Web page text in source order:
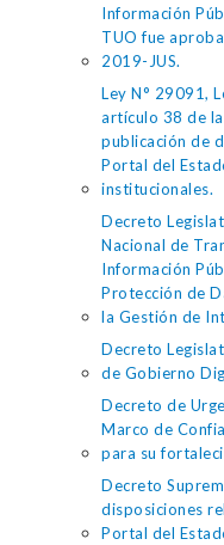
Información
TUO fue
2019-JUS.
Ley N° 29091,
artículo 38 de
publicación de
Portal del
institucionales.
Decreto
Nacional de
Información
Protección de
la Gestión de
Decreto
de Gobierno
Decreto de
Marco de
para su
Decreto
disposiciones
Portal del